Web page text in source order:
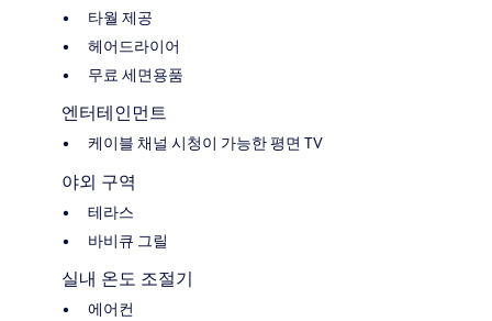
타월 제공
헤어드라이어
무료 세면용품
엔터테인먼트
케이블 채널 시청이 가능한 평면 TV
야외 구역
테라스
바비큐 그릴
실내 온도 조절기
에어컨